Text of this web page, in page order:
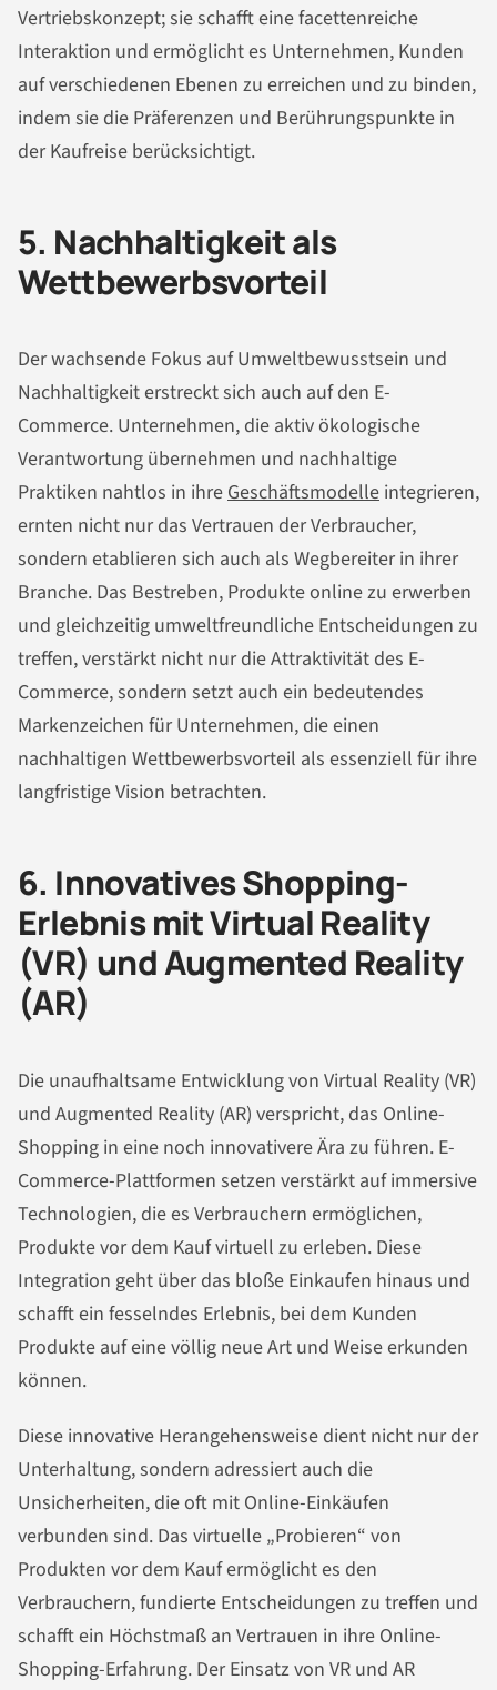
Vertriebskonzept; sie schafft eine facettenreiche
Interaktion und ermöglicht es Unternehmen, Kunden
auf verschiedenen Ebenen zu erreichen und zu binden,
indem sie die Präferenzen und Berührungspunkte in
der Kaufreise berücksichtigt.
5. Nachhaltigkeit als
Wettbewerbsvorteil
Der wachsende Fokus auf Umweltbewusstsein und
Nachhaltigkeit erstreckt sich auch auf den E-
Commerce. Unternehmen, die aktiv ökologische
Verantwortung übernehmen und nachhaltige
Praktiken nahtlos in ihreGeschäftsmodelle integrieren,
ernten nicht nur das Vertrauen der Verbraucher,
sondern etablieren sich auch als Wegbereiter in ihrer
Branche. Das Bestreben, Produkte online zu erwerben
und gleichzeitig umweltfreundliche Entscheidungen zu
treffen, verstärkt nicht nur die Attraktivität des E-
Commerce, sondern setzt auch ein bedeutendes
Markenzeichen für Unternehmen, die einen
nachhaltigen Wettbewerbsvorteil als essenziell für ihre
langfristige Vision betrachten.
6. Innovatives Shopping-
Erlebnis mit Virtual Reality
(VR) und Augmented Reality
(AR)
Die unaufhaltsame Entwicklung von Virtual Reality (VR)
und Augmented Reality (AR) verspricht, das Online-
Shopping in eine noch innovativere Ära zu führen. E-
Commerce-Plattformen setzen verstärkt auf immersive
Technologien, die es Verbrauchern ermöglichen,
Produkte vor dem Kauf virtuell zu erleben. Diese
Integration geht über das bloße Einkaufen hinaus und
schafft ein fesselndes Erlebnis, bei dem Kunden
Produkte auf eine völlig neue Art und Weise erkunden
können.
Diese innovative Herangehensweise dient nicht nur der
Unterhaltung, sondern adressiert auch die
Unsicherheiten, die oft mit Online-Einkäufen
verbunden sind. Das virtuelle „Probieren“ von
Produkten vor dem Kauf ermöglicht es den
Verbrauchern, fundierte Entscheidungen zu treffen und
schafft ein Höchstmaß an Vertrauen in ihre Online-
Shopping-Erfahrung. Der Einsatz von VR und AR